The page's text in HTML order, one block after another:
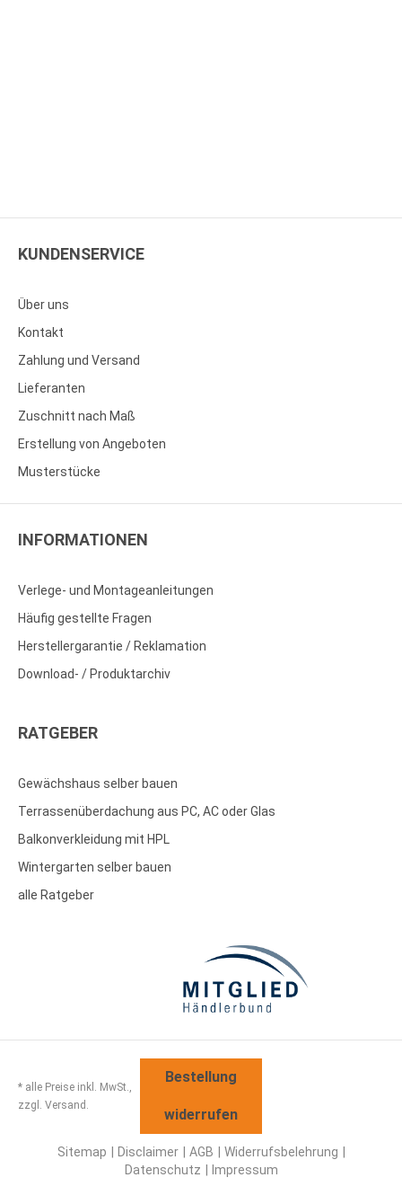
KUNDENSERVICE
Über uns
Kontakt
Zahlung und Versand
Lieferanten
Zuschnitt nach Maß
Erstellung von Angeboten
Musterstücke
INFORMATIONEN
Verlege- und Montageanleitungen
Häufig gestellte Fragen
Herstellergarantie / Reklamation
Download- / Produktarchiv
RATGEBER
Gewächshaus selber bauen
Terrassenüberdachung aus PC, AC oder Glas
Balkonverkleidung mit HPL
Wintergarten selber bauen
alle Ratgeber
* alle Preise inkl. MwSt.,
zzgl. Versand.
Bestellung
widerrufen
Sitemap Disclaimer AGB
Widerrufsbelehrung
Datenschutz
Impressum